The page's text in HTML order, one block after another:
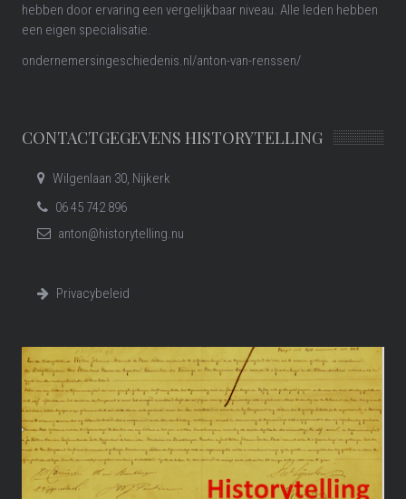
hebben door ervaring een vergelijkbaar niveau. Alle leden hebben
een eigen specialisatie.
ondernemersingeschiedenis.nl/anton-van-renssen/
CONTACTGEGEVENS HISTORYTELLING
Wilgenlaan 30, Nijkerk
06 45 742 896
anton@historytelling.nu
Privacybeleid